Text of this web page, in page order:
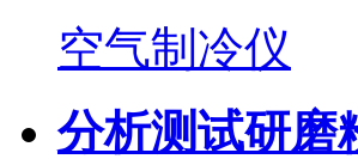
空气制冷仪
分析测试研磨